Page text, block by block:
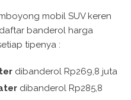
mobil SUV keren
banderol harga
tipenya :
dibanderol Rp269,8 juta
dibanderol Rp285,8